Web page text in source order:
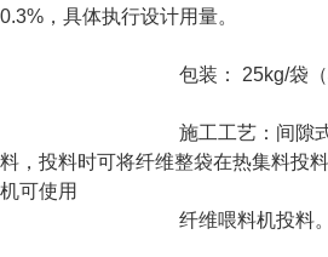
0.3%，具体执行设计用量。
包装： 25kg/袋
施工工艺：间隙
料，投料时可将纤维整袋在热集料投
机可使用
纤维喂料机投料。